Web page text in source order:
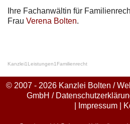
Ihre Fachanwältin für
Frau Verena Bolten.
Kanzlei1 Leistungen1 Familienrecht
© 2007 - 2026 Kanzlei Bolten /
GmbH /
Impressum